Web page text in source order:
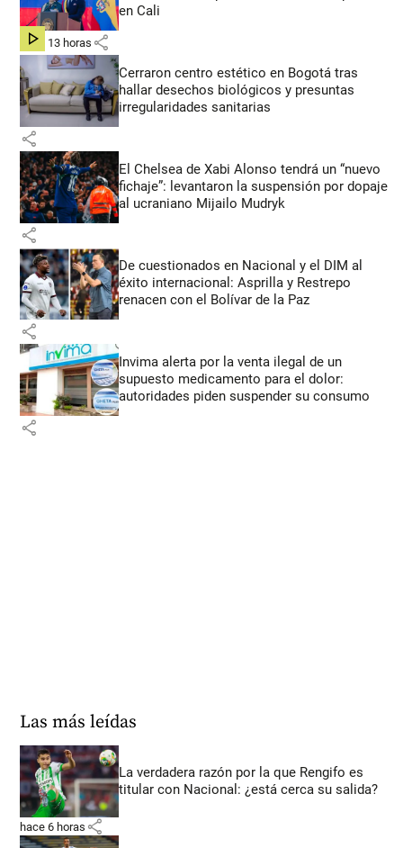
en Cali
hace 13 horas share
Cerraron centro estético en Bogotá tras
hallar desechos biológicos y presuntas
irregularidades sanitarias
share
El Chelsea de Xabi Alonso tendrá un “nuevo
fichaje”: levantaron la suspensión por dopaje
al ucraniano Mijailo Mudryk
share
De cuestionados en Nacional y el DIM al
éxito internacional: Asprilla y Restrepo
renacen con el Bolívar de la Paz
share
Invima alerta por la venta ilegal de un
supuesto medicamento para el dolor:
autoridades piden suspender su consumo
share
Las más leídas
La verdadera razón por la que Rengifo es
titular con Nacional: ¿está cerca su salida?
hace 6 horas share